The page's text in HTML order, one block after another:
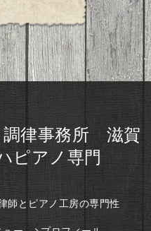
調律事務所 滋賀
ピアノ専門
師とピアノ工房の専門性